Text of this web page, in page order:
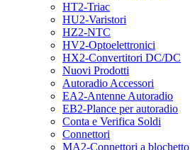
HT2-Triac
HU2-Varistori
HZ2-NTC
HV2-Optoelettronici
HX2-Convertitori DC/DC
Nuovi Prodotti
Autoradio Accessori
EA2-Antenne Autoradio
EB2-Plance per autoradio
Conta e Verifica Soldi
Connettori
MA2-Connettori a blochetto